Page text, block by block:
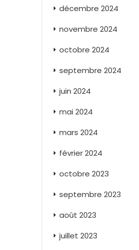
décembre 2024
novembre 2024
octobre 2024
septembre 2024
juin 2024
mai 2024
mars 2024
février 2024
octobre 2023
septembre 2023
août 2023
juillet 2023